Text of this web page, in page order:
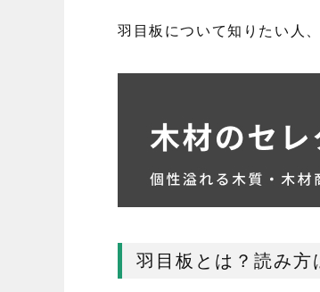
羽目板について知りたい人
羽目板とは？読み方